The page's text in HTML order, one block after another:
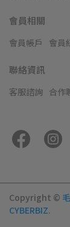
會員相關
會員帳戶 會員
聯絡資訊
客服諮詢 合作
Copyright ©
CYBERBIZ.